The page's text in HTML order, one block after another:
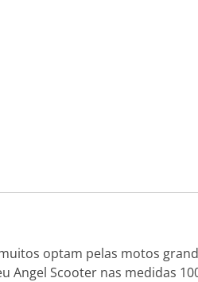
optam pelas motos
Angel Scooter nas medidas